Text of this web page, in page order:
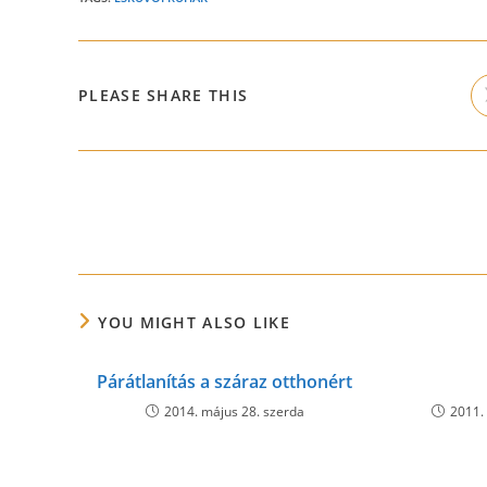
PLEASE SHARE THIS
YOU MIGHT ALSO LIKE
Párátlanítás a száraz otthonért
2014. május 28. szerda